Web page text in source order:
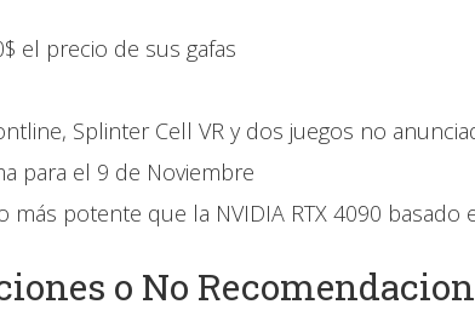
el precio de sus gafas
Splinter Cell VR y dos juegos no
para el 9 de Noviembre
potente que la NVIDIA RTX 4090 basado
o No